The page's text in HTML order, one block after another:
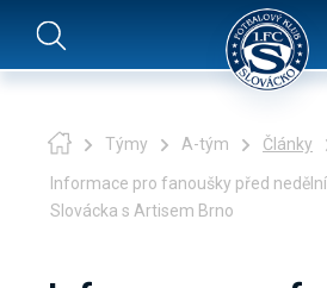
Týmy A-tým Články
Informace pro fanoušky před
Slovácka s Artisem Brno